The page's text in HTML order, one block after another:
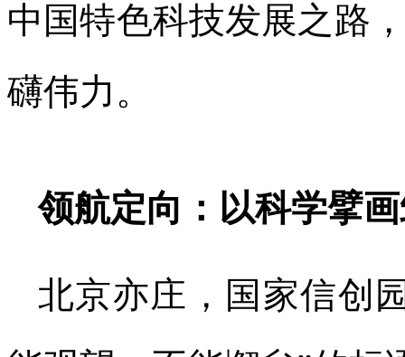
中国特色科技发展之路
礴伟力。
领航定向：以科学擘
北京亦庄，国家信创